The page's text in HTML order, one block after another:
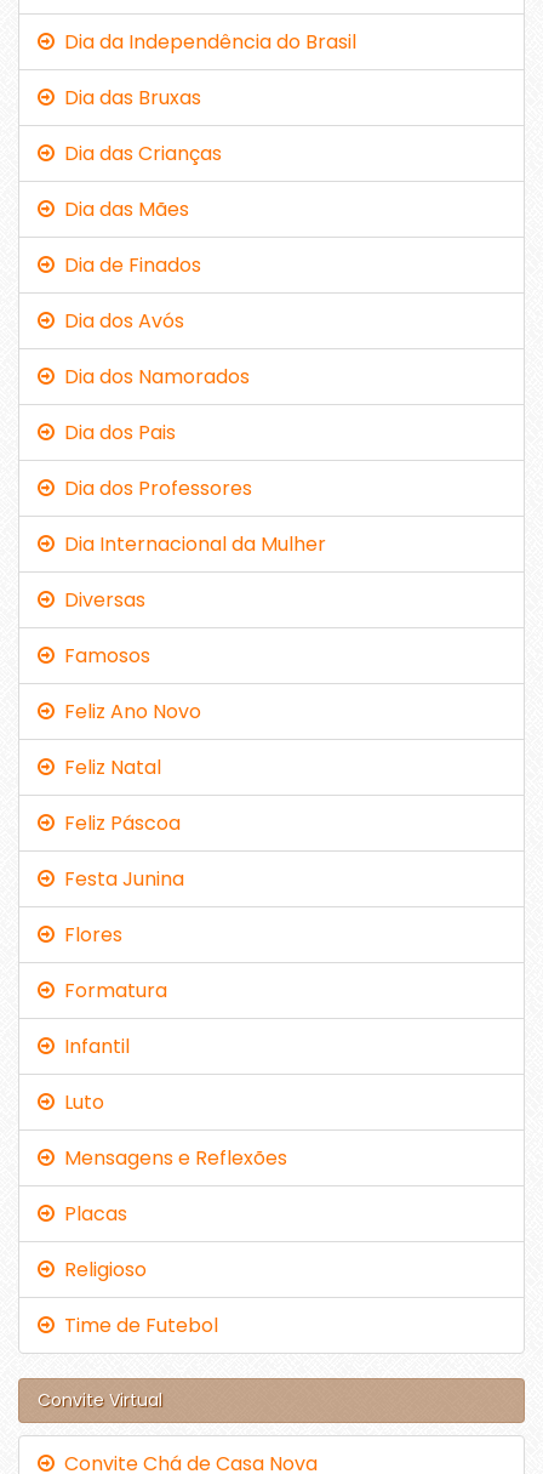
Dia da Independência do Brasil
Dia das Bruxas
Dia das Crianças
Dia das Mães
Dia de Finados
Dia dos Avós
Dia dos Namorados
Dia dos Pais
Dia dos Professores
Dia Internacional da Mulher
Diversas
Famosos
Feliz Ano Novo
Feliz Natal
Feliz Páscoa
Festa Junina
Flores
Formatura
Infantil
Luto
Mensagens e Reflexões
Placas
Religioso
Time de Futebol
Convite Virtual
Convite Chá de Casa Nova